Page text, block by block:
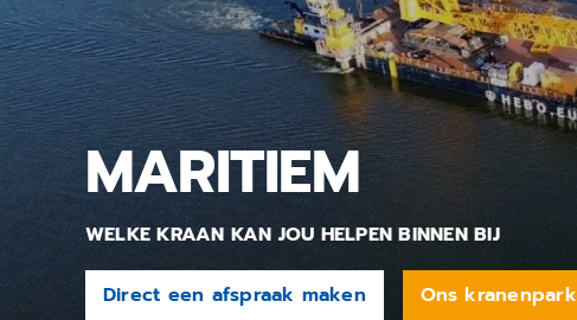
MARITIEM
WELKE KRAAN KAN JOU HELPEN BINNEN BIJ
Direct een afspraak maken Ons kranenpark